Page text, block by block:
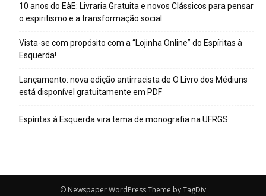
10 anos do EàE: Livraria Gratuita e novos Clássicos para pensar
o espiritismo e a transformação social
Vista-se com propósito com a “Lojinha Online” do Espíritas à
Esquerda!
Lançamento: nova edição antirracista de O Livro dos Médiuns
está disponível gratuitamente em PDF
Espíritas à Esquerda vira tema de monografia na UFRGS
© Newspaper WordPress Theme by TagDiv